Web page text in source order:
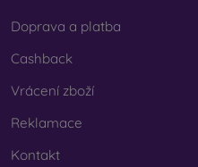
Doprava a platba
Cashback
Vrácení zboží
Reklamace
Kontakt